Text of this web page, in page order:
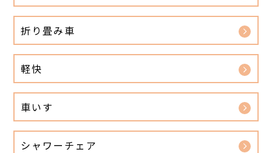
折り畳み車
軽快
車いす
シャワーチェア